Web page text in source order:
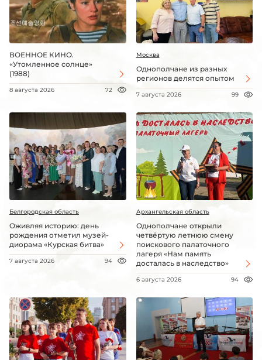
ВОЕННОЕ КИНО.
«Утомленное солнце»
(1988)
8 августа 2026 72
Москва
Однополчане из разных
регионов делятся опытом
7 августа 2026 99
Белгородская область
Оживляя историю: день
рождения отметил музей-
диорама «Курская битва»
7 августа 2026 94
Архангельская область
Однополчане открыли
четвёртую летнюю смену
поискового палаточного
лагеря «Нам память
досталась в наследство»
6 августа 2026 94